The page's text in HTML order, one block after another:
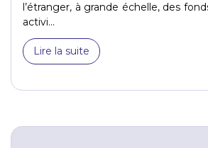
l’étranger, à grande échelle, des
activi...
Lire la suite